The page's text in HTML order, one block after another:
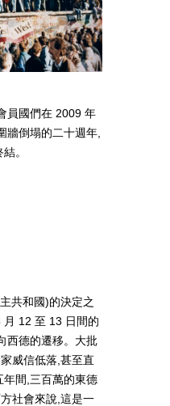
員國們在 2009 年
牆倒塌的二十週年,
。
共和國)的決定之
12 至 13 日間的
西德的遷移。大批
威信低落,甚至直
間,三百萬的東德
社會來說,這是一